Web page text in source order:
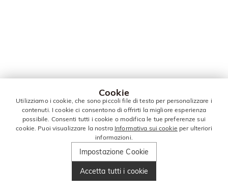
Cookie
Utilizziamo i cookie, che sono piccoli file di testo per personalizzare i
contenuti. I cookie ci consentono di offrirti la migliore esperienza
possibile. Consenti tutti i cookie o modifica le tue preferenze sui
cookie. Puoi visualizzare la nostra Informativa sui cookie per ulteriori
informazioni.
Impostazione Cookie
Accetta tutti i cookie